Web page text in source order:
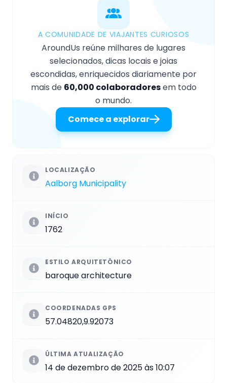
A COMUNIDADE DE VIAJANTES CURIOSOS
AroundUs reúne milhares de lugares
selecionados, dicas locais e joias
escondidas, enriquecidos diariamente por
mais de 60,000 colaboradoresem todo
o mundo.
Comece a explorar
LOCALIZAÇÃO
Aalborg Municipality
INÍCIO
1762
ESTILO ARQUITETÔNICO
baroque architecture
COORDENADAS GPS
57.04820,9.92073
ÚLTIMA ATUALIZAÇÃO
14 de dezembro de 2025 às 10:07